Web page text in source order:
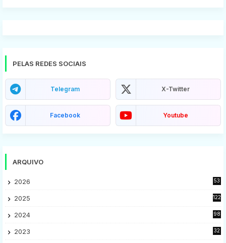
PELAS REDES SOCIAIS
Telegram X-Twitter
Facebook Youtube
ARQUIVO
2026 53
2025 122
2024 98
2023
32